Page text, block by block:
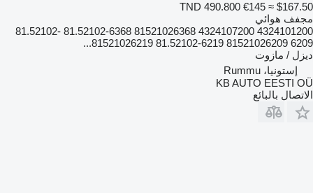
TND 490.800 €145 ≈ $167.50
مجفف هوائي
4324101200 4324107200 81521026368 81.52102-6368 81.52102-
6209 81521026209 81.52102-6219 81521026219...
ديزل / مازوت
إستونيا، Rummu
KB AUTO EESTI OÜ
الاتصال بالبائع